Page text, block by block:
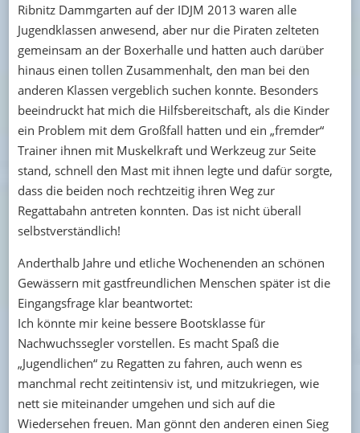
Ribnitz Dammgarten auf der IDJM 2013 waren alle
Jugendklassen anwesend, aber nur die Piraten zelteten
gemeinsam an der Boxerhalle und hatten auch darüber
hinaus einen tollen Zusammenhalt, den man bei den
anderen Klassen vergeblich suchen konnte. Besonders
beeindruckt hat mich die Hilfsbereitschaft, als die Kinder
ein Problem mit dem Großfall hatten und ein „fremder“
Trainer ihnen mit Muskelkraft und Werkzeug zur Seite
stand, schnell den Mast mit ihnen legte und dafür sorgte,
dass die beiden noch rechtzeitig ihren Weg zur
Regattabahn antreten konnten. Das ist nicht überall
selbstverständlich!
Anderthalb Jahre und etliche Wochenenden an schönen
Gewässern mit gastfreundlichen Menschen später ist die
Eingangsfrage klar beantwortet:
Ich könnte mir keine bessere Bootsklasse für
Nachwuchssegler vorstellen. Es macht Spaß die
„Jugendlichen“ zu Regatten zu fahren, auch wenn es
manchmal recht zeitintensiv ist, und mitzukriegen, wie
nett sie miteinander umgehen und sich auf die
Wiedersehen freuen. Man gönnt den anderen einen Sieg